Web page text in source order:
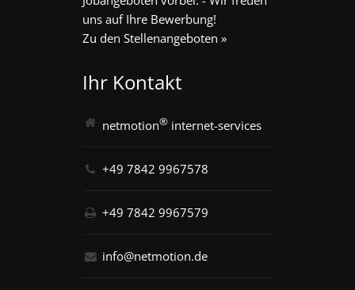
uns auf Ihre Bewerbung!
Zu den Stellenangeboten »
Ihr Kontakt
netmotion® internet-services
+49 7842 9967578
+49 7842 9967579
info@netmotion.de